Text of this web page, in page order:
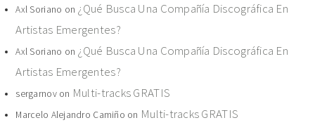
Axl Soriano on ¿Qué Busca Una Compañía Discográfica En
Artistas Emergentes?
Axl Soriano on ¿Qué Busca Una Compañía Discográfica En
Artistas Emergentes?
sergarnovon Multi-tracks GRATIS
Marcelo Alejandro Camiño on Multi-tracks GRATIS